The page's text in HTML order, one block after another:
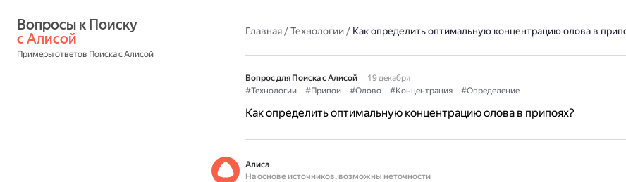
с Алисой
Примеры ответов Поиска с Алисой
Главная/Технологии/ Как определить оптимальную концентрацию олова в
Вопрос для Поиска с Алисой
19 декабря
#Технологии
#Припои #Олово #Концентрация #Определение
Как определить оптимальную концентрацию олова в припоях?
Алиса
На основе источников, возможны неточности